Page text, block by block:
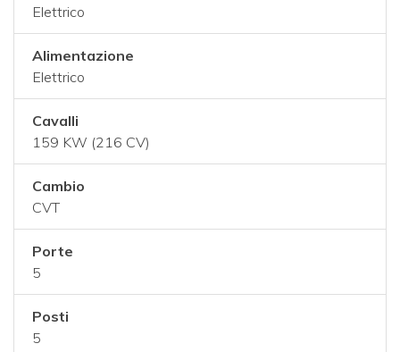
Elettrico
Alimentazione
Elettrico
Cavalli
159 KW (216 CV)
Cambio
CVT
Porte
5
Posti
5